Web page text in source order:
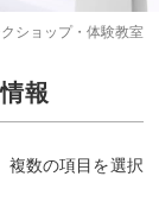
ショップ・体験教室
報
複数の項目を選択